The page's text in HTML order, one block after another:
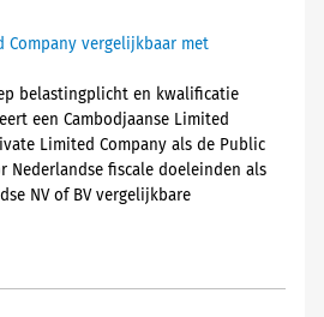
Company vergelijkbaar met
belastingplicht en kwalificatie
een Cambodjaanse Limited
Limited Company als de Public
Nederlandse fiscale doeleinden als
NV of BV vergelijkbare